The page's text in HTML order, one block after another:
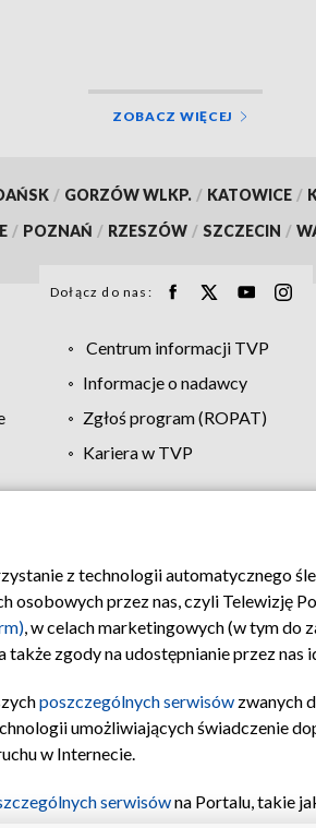
ZOBACZ WIĘCEJ
/ GORZÓW WLKP. / KATOWICE /
/ POZNAŃ / RZESZÓW / SZCZECIN /
Dołącz do nas:
Centrum informacji TVP
Informacje o nadawcy
Zgłoś program (ROPAT)
Kariera w TVP
Moje zgody Pomoc
z technologii automatycznego
przez nas, czyli Telewizję
, w celach marketingowych (w tym do
zgody na udostępnianie przez
poszczególnych serwisów zwanych
umożliwiających świadczenie
w Internecie.
serwisówna Portalu, takie